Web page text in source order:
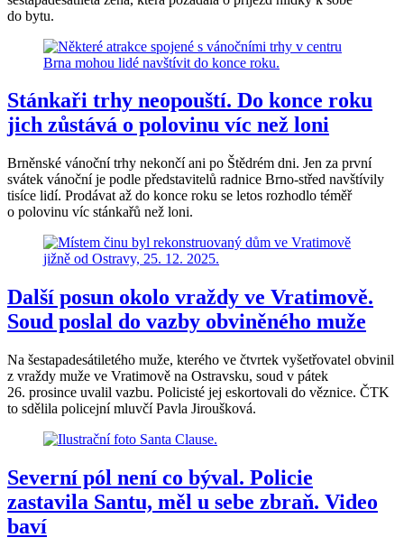
do bytu.
Stánkaři trhy neopouští. Do konce roku
jich zůstává o polovinu víc než loni
Brněnské vánoční trhy nekončí ani po Štědrém dni. Jen za první
svátek vánoční je podle představitelů radnice Brno-střed navštívily
tisíce lidí. Prodávat až do konce roku se letos rozhodlo téměř
o polovinu víc stánkařů než loni.
Další posun okolo vraždy ve Vratimově.
Soud poslal do vazby obviněného muže
Na šestapadesátiletého muže, kterého ve čtvrtek vyšetřovatel obvinil
z vraždy muže ve Vratimově na Ostravsku, soud v pátek
26. prosince uvalil vazbu. Policisté jej eskortovali do věznice. ČTK
to sdělila policejní mluvčí Pavla Jiroušková.
Severní pól není co býval. Policie
zastavila Santu, měl u sebe zbraň. Video
baví